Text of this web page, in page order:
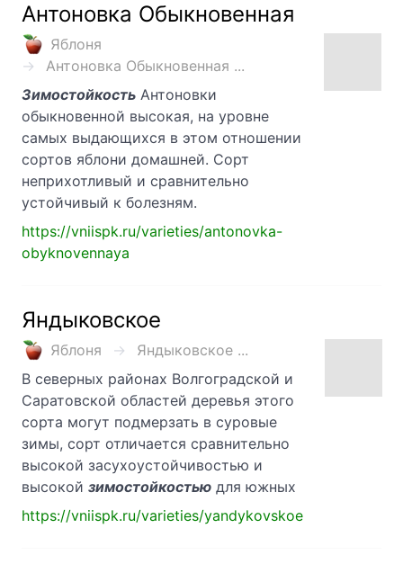
Антоновка Обыкновенная
Яблоня
Антоновка Обыкновенная ...
Зимостойкость Антоновки
обыкновенной высокая, на уровне
самых выдающихся в этом отношении
сортов яблони домашней. Сорт
неприхотливый и сравнительно
устойчивый к болезням.
https://vniispk.ru/varieties/antonovka-
obyknovennaya
Яндыковское
Яблоня
Яндыковское ...
В северных районах Волгоградской и
Саратовской областей деревья этого
сорта могут подмер­зать в суровые
зимы, сорт отличается сравнительно
высокой засухоустойчивостью и
высокой зимостойкостью для южных
https://vniispk.ru/varieties/yandykovskoe